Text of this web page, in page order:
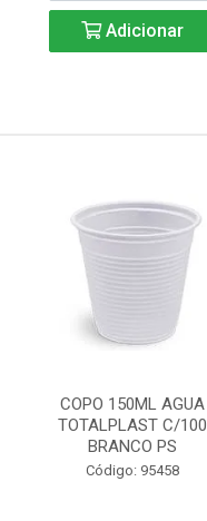
Adicionar
COPO 150ML AGUA
TOTALPLAST C/100
BRANCO PS
Código: 95458